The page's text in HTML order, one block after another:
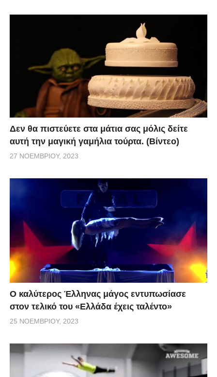
Δεν θα πιστεύετε στα μάτια σας μόλις δείτε
αυτή την μαγική γαμήλια τούρτα. (Βίντεο)
27 ΝΟΕΜΒΡΊΟΥ, 2023
Ο καλύτερος Έλληνας μάγος εντυπωσίασε
στον τελικό του «Ελλάδα έχεις ταλέντο»
25 ΝΟΕΜΒΡΊΟΥ, 2023